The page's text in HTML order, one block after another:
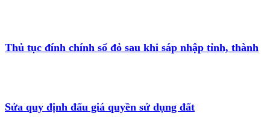
Thủ tục đính chính sổ đỏ sau khi sáp nhập tỉnh, thành
Sửa quy định đấu giá quyền sử dụng đất